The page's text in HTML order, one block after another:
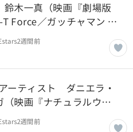
木一真（映画『劇場版
Force／ガッチャマン さ
よ』）【OKWAVE アーカ
2週間前
ーティスト ダニエラ・
（映画『ナチュラルウー
）【OKWAVE アーカイブ
2週間前